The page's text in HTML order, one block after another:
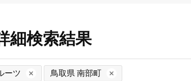
細検索結果
ーツ 鳥取県 南部町